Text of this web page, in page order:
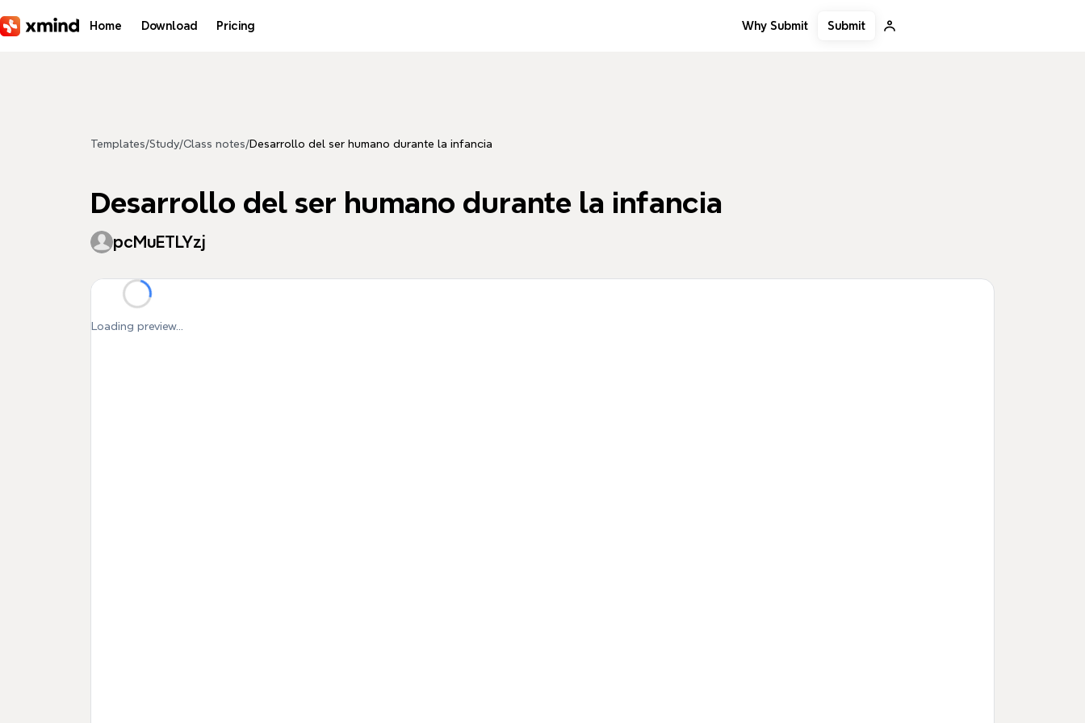
Home Download Pricing Why Submit Submit
Templates/Study/Class notes/Desarrollo del ser humano durante la infancia
Desarrollo del ser humano durante la infancia
pcMuETLYzj
Loading preview...